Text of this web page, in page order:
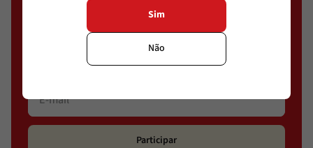
Cadastre-se e conheça ofertas exclusivas
Participar
Sim
Não